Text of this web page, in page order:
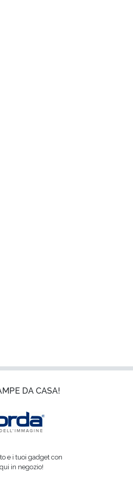
DA CASA!
e i tuoi gadget con
in negozio!